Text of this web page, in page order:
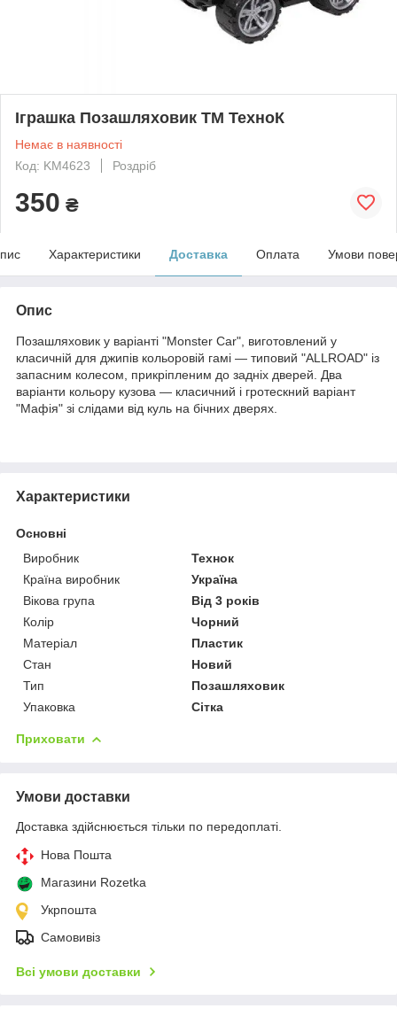
Іграшка Позашляховик ТМ ТехноК
Немає в наявності
Код: KM4623
Роздріб
350 ₴
Характеристики Доставка Оплата Умови
Опис
Позашляховик у варіанті "Monster Car", виготовлений у
класичній для джипів кольоровій гамі — типовий "ALLROAD" із
запасним колесом, прикріпленим до задніх дверей. Два
варіанти кольору кузова — класичний і гротескний варіант
"Мафія" зі слідами від куль на бічних дверях.
Характеристики
Основні
Виробник
Технок
Країна виробник
Україна
Вікова група
Від 3 років
Колір
Чорний
Матеріал
Пластик
Стан
Новий
Тип
Позашляховик
Упаковка
Сітка
Приховати
Умови доставки
Доставка здійснюється тільки по передоплаті.
Нова Пошта
Магазини Rozetka
Укрпошта
Самовивіз
Всі умови доставки